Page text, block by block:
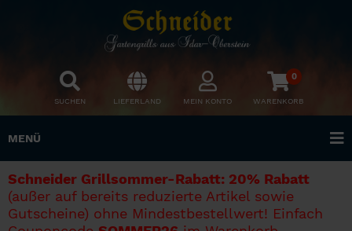
SUCHEN LIEFERLAND MEIN KONTO
0
WARENKORB
MENÜ
Schneider Grillsommer-Rabatt: 20% Rabatt
(außer auf bereits reduzierte Artikel sowie
Gutscheine) ohne Mindestbestellwert! Einfach